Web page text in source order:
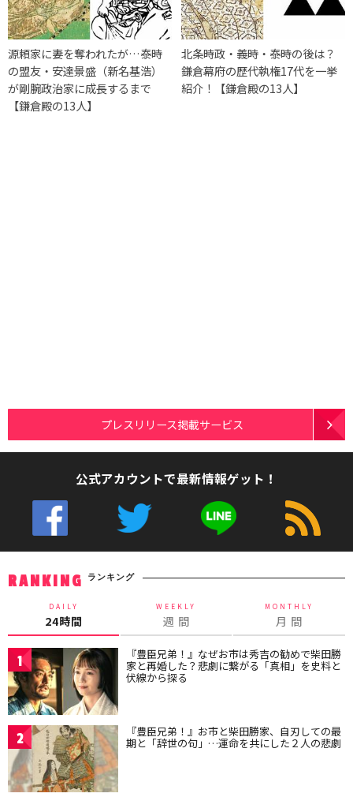
源頼家に妻を奪われたが…泰時
の盟友・安達景盛（新名基浩）
が剛腕政治家に成長するまで
【鎌倉殿の13人】
北条時政・義時・泰時の後は？
鎌倉幕府の歴代執権17代を一挙
紹介！【鎌倉殿の13人】
プレスリリース掲載サービス
公式アカウントで最新情報ゲット！
RANKING ランキング
DAILY
24時間
WEEKLY
週 間
MONTHLY
月 間
1 『豊臣兄弟！』なぜお市は秀吉の勧めで柴田勝
家と再婚した？悲劇に繋がる「真相」を史料と
伏線から探る
2 『豊臣兄弟！』お市と柴田勝家、自刃しての最
期と「辞世の句」…運命を共にした２人の悲劇